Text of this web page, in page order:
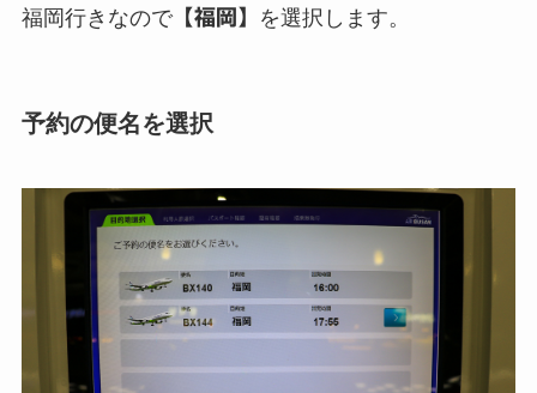
福岡行きなので【福岡】 を選択します。
予約の便名を選択